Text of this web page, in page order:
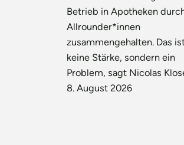
Betrieb in Apotheken
Allrounder*innen
zusammengehalten. Das
keine Stärke, sondern ein
Problem, sagt Nicolas
8. August 2026